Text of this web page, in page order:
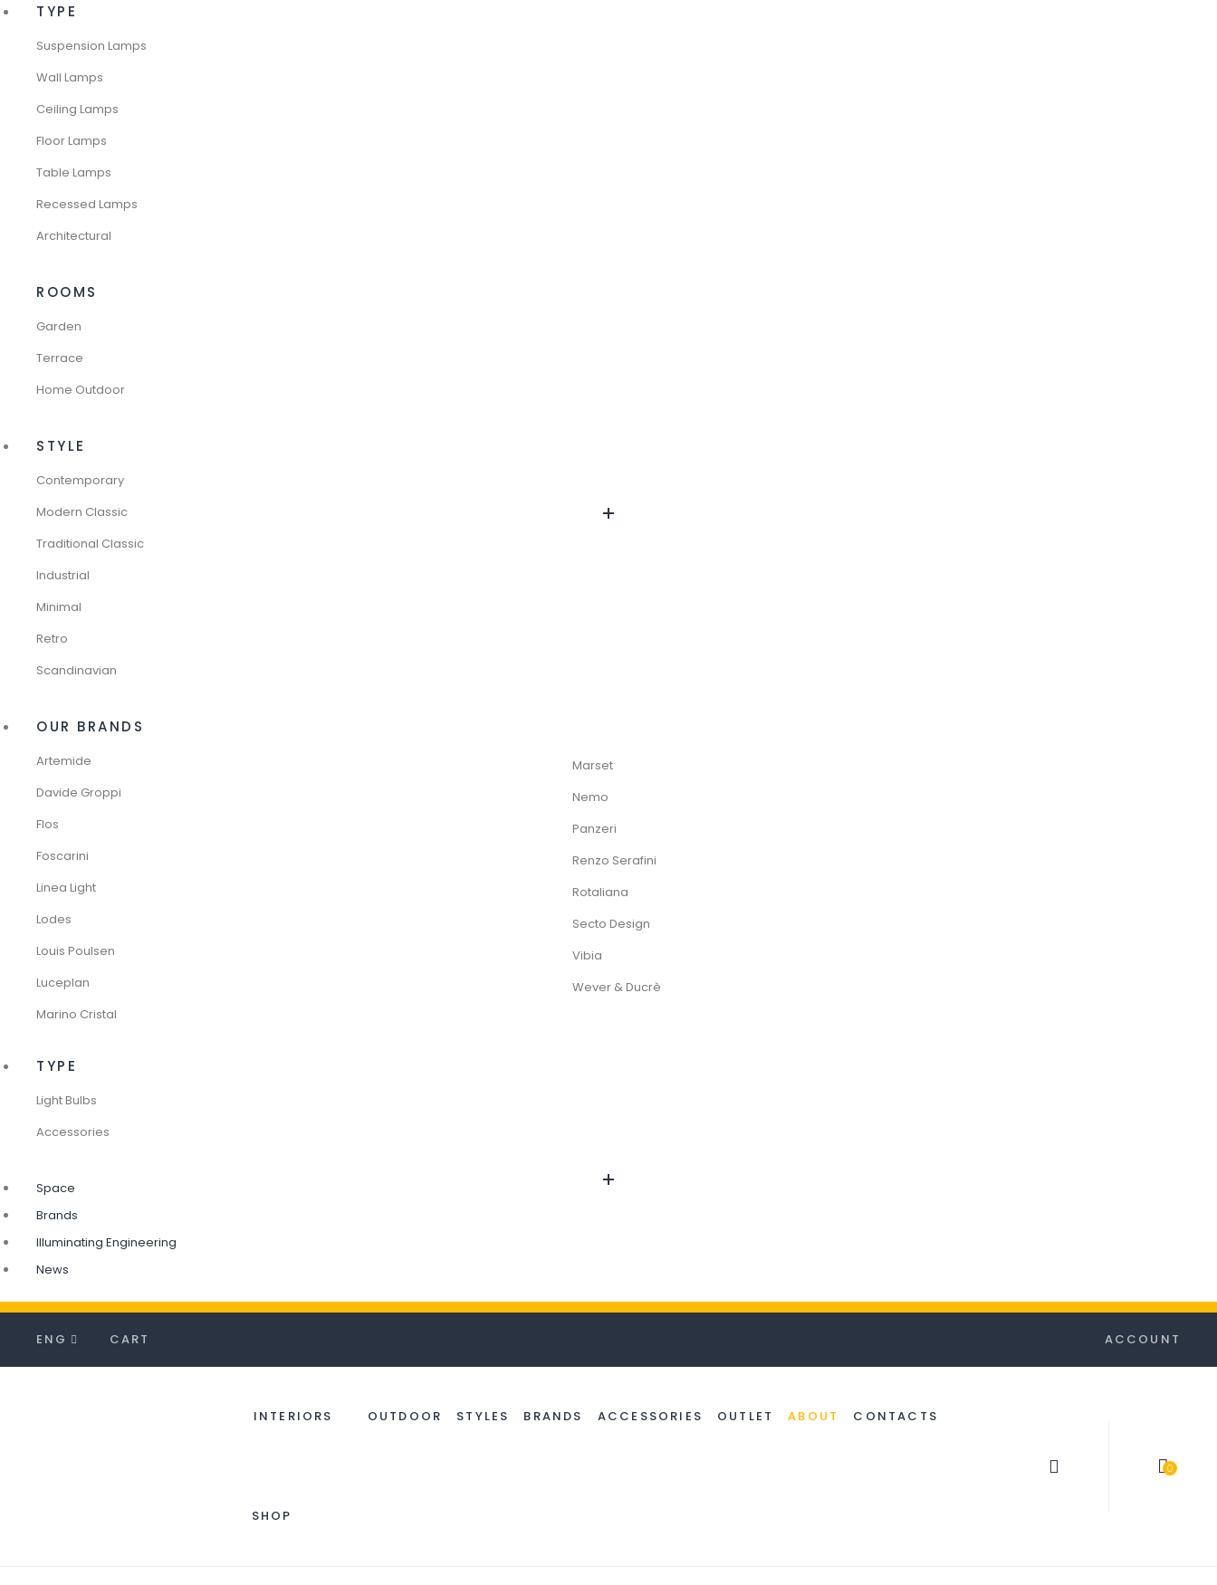
TYPE
Suspension Lamps
Wall Lamps
Ceiling Lamps
Floor Lamps
Table Lamps
Recessed Lamps
Architectural
ROOMS
Garden
Terrace
Home Outdoor
STYLE
Contemporary
Modern Classic
Traditional Classic
Industrial
Minimal
Retro
Scandinavian
OUR BRANDS
Artemide
Davide Groppi
Flos
Foscarini
Linea Light
Lodes
Louis Poulsen
Luceplan
Marino Cristal
Marset
Nemo
Panzeri
Renzo Serafini
Rotaliana
Secto Design
Vibia
Wever & Ducrè
TYPE
Light Bulbs
Accessories
Space
Brands
Illuminating Engineering
News
ENG CART ACCOUNT
INTERIORS OUTDOOR STYLES BRANDS ACCESSORIES OUTLET ABOUT CONTACTS
SHOP
0